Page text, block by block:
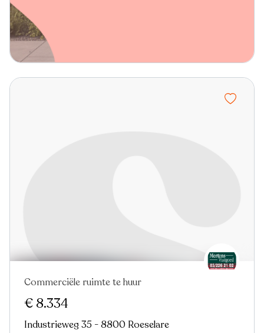
Commerciële ruimte te huur
€ 8.334
Industrieweg 35 - 8800 Roeselare